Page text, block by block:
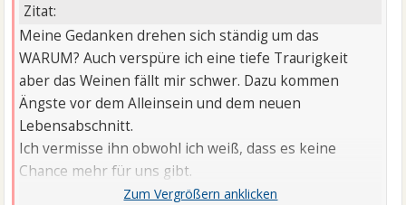
Zitat:
Meine Gedanken drehen sich ständig um das
WARUM? Auch verspüre ich eine tiefe Traurigkeit
aber das Weinen fällt mir schwer. Dazu kommen
Ängste vor dem Alleinsein und dem neuen
Lebensabschnitt.
Ich vermisse ihn obwohl ich weiß, dass es keine
Chance mehr für uns gibt.
Warum ist das alles so schwer obwohl wir uns schon